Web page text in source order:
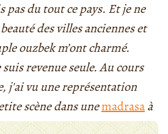
pas du tout ce pays. Et je ne
des villes anciennes et
ouzbek m’ont charmé.
revenue seule. Au cours
j'ai vu une représentation
scène dans unemadrasaà